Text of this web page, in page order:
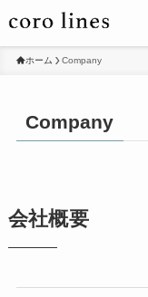
ホーム Company
Company
会社概要